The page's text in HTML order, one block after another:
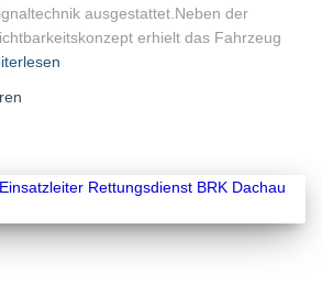
ausgestattet.Neben der
erhielt das Fahrzeug